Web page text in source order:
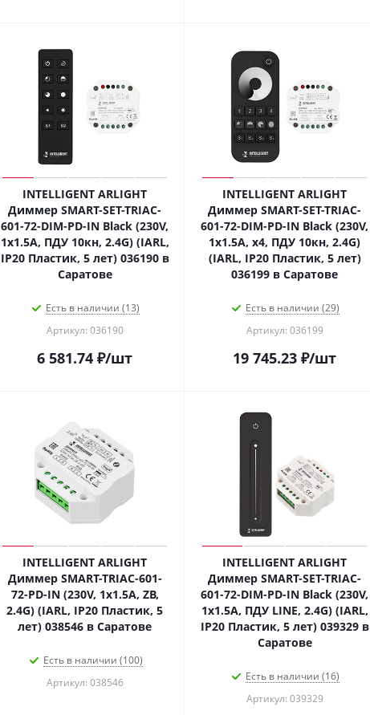
INTELLIGENT ARLIGHT
Диммер SMART-SET-TRIAC-
601-72-DIM-PD-IN Black (230V,
1x1.5A, ПДУ 10кн, 2.4G) (IARL,
IP20 Пластик, 5 лет) 036190 в
Саратове
Есть в наличии (13)
Артикул: 036190
6 581.74 ₽/шт
INTELLIGENT ARLIGHT
Диммер SMART-SET-TRIAC-
601-72-DIM-PD-IN Black (230V,
1x1.5A, x4, ПДУ 10кн, 2.4G)
(IARL, IP20 Пластик, 5 лет)
036199 в Саратове
Есть в наличии (29)
Артикул: 036199
19 745.23 ₽/шт
INTELLIGENT ARLIGHT
Диммер SMART-TRIAC-601-
72-PD-IN (230V, 1x1.5A, ZB,
2.4G) (IARL, IP20 Пластик, 5
лет) 038546 в Саратове
Есть в наличии (100)
Артикул: 038546
INTELLIGENT ARLIGHT
Диммер SMART-SET-TRIAC-
601-72-DIM-PD-IN Black (230V,
1x1.5A, ПДУ LINE, 2.4G) (IARL,
IP20 Пластик, 5 лет) 039329 в
Саратове
Есть в наличии (16)
Артикул: 039329